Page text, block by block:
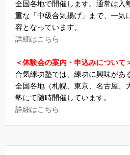
全国各地で開催します。通常は入
重な「中級合気揚げ」まで、一気
容となっています。
詳細はこちら
＜体験会の案内・申込みについて
合気練功塾では、練功に興味があ
全国各地（札幌、東京、名古屋、
塾にて随時開催しています。
詳細はこちら